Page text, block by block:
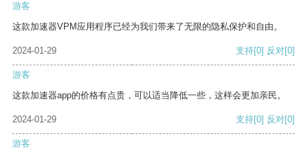
游客
这款加速器VPM应用程序已经为我们带来了无限的隐私保护和自由。
2024-01-29 支持[0] 反对[0]
游客
这款加速器app的价格有点贵，可以适当降低一些，这样会更加亲民。
2024-01-29 支持[0] 反对[0]
游客